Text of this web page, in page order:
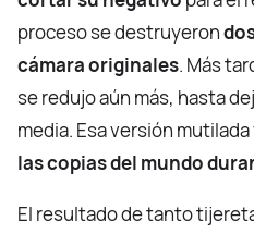
proceso se destruyeron
cámara originales. Más
se redujo aún más, hasta
media. Esa versión
las copias del mundo
El resultado de tanto